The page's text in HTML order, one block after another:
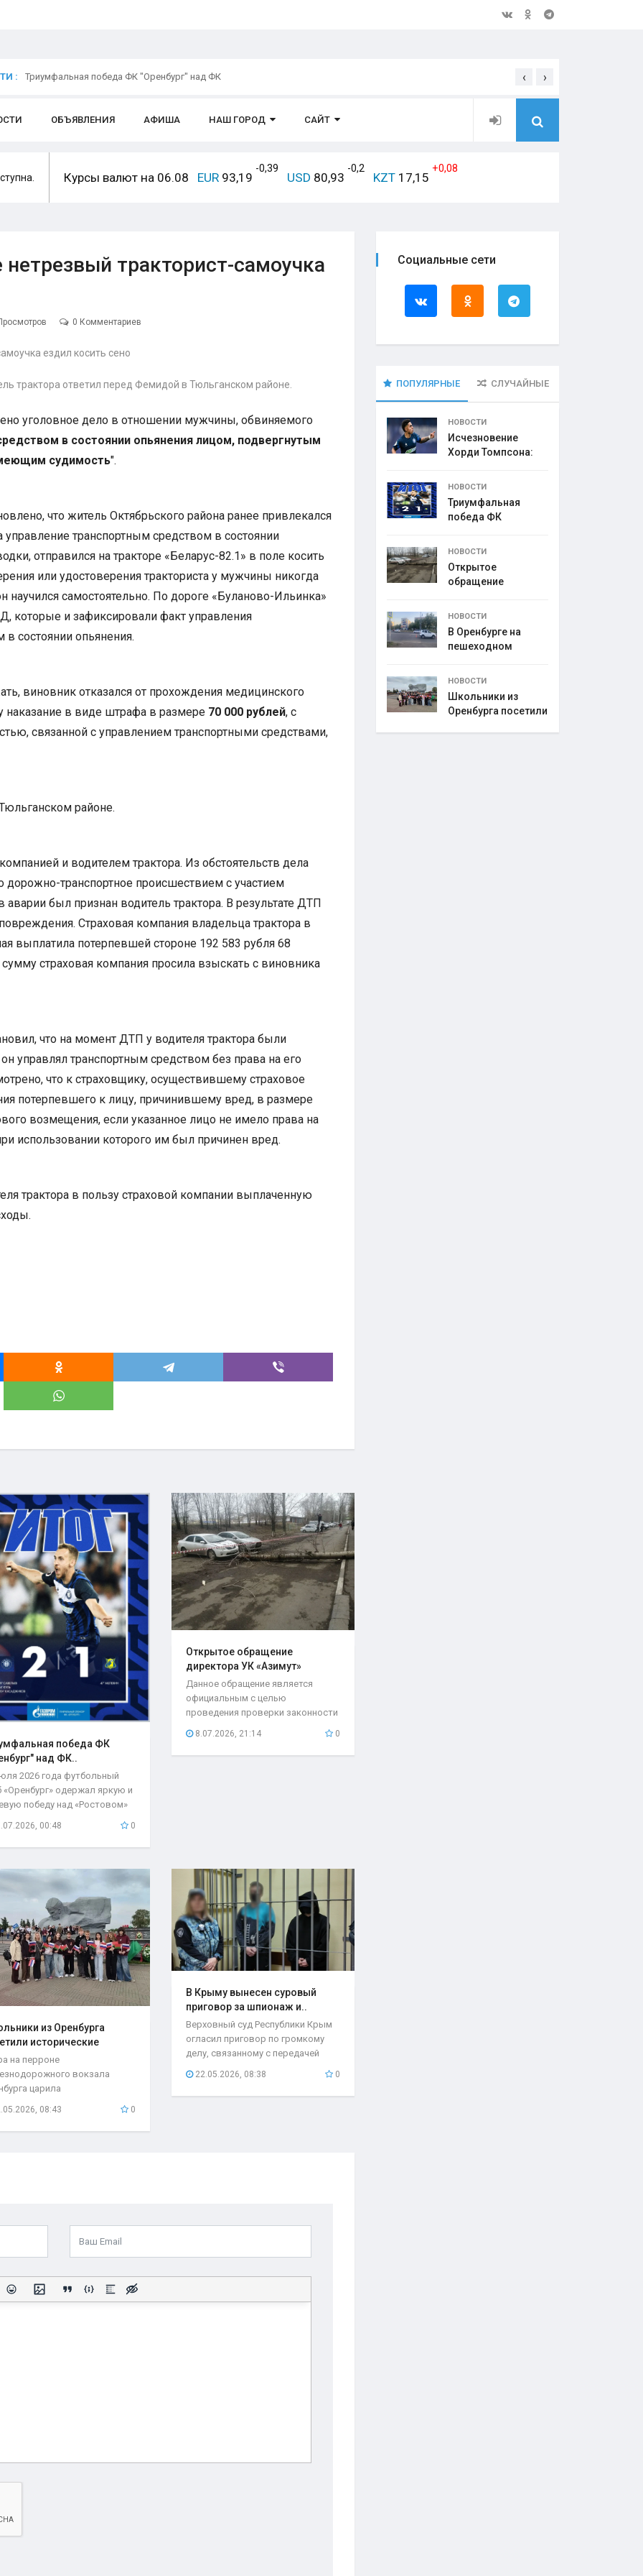
: Триумфальная победа ФК "Оренбург" над ФК Открытое обращение
‹ ›
ОБЪЯВЛЕНИЯ АФИША НАШ ГОРОД САЙТ
Курсы валют на 06.08 EUR 93,19
-0,39
USD 80,93
-0,2
KZT 17,15
+0,08
тракторист-самоучка
0 Комментариев
трактора ответил перед Фемидой в Тюльганском районе.
уголовное дело в отношении мужчины, обвиняемого
в состоянии опьянения лицом, подвергнутым
судимость".
что житель Октябрьского района ранее привлекался
управление транспортным средством в состоянии
отправился на тракторе «Беларус-82.1» в поле косить
или удостоверения тракториста у мужчины никогда
научился самостоятельно. По дороге «Буланово-Ильинка»
которые и зафиксировали факт управления
состоянии опьянения.
виновник отказался от прохождения медицинского
наказание в виде штрафа в размере 70 000 рублей, с
связанной с управлением транспортными средствами,
районе.
и водителем трактора. Из обстоятельств дела
дорожно-транспортное происшествием с участием
был признан водитель трактора. В результате ДТП
Страховая компания владельца трактора в
выплатила потерпевшей стороне 192 583 рубля 68
страховая компания просила взыскать с виновника
что на момент ДТП у водителя трактора были
управлял транспортным средством без права на его
что к страховщику, осуществившему страховое
потерпевшего к лицу, причинившему вред, в размере
возмещения, если указанное лицо не имело права на
использовании которого им был причинен вред.
трактора в пользу страховой компании выплаченную
победа ФК
над ФК..
2026 года футбольный
«Оренбург» одержал яркую и
победу над «Ростовом»
00:48 0
Открытое обращение
директора УК «Азимут»
Елены..
Данное обращение является
официальным с целью
проведения проверки законности
возложения ответственности...
8.07.2026, 21:14 0
из Оренбурга
исторические
на перроне
вокзала
царила
поезда...
08:43 0
В Крыму вынесен суровый
приговор за шпионаж и..
Верховный суд Республики Крым
огласил приговор по громкому
делу, связанному с передачей
22.05.2026, 08:38 0
Социальные сети
ПОПУЛЯРНЫЕ СЛУЧАЙНЫЕ
НОВОСТИ
Исчезновение
Хорди Томпсона:
НОВОСТИ
Триумфальная
победа ФК
НОВОСТИ
Открытое
обращение
НОВОСТИ
В Оренбурге на
пешеходном
НОВОСТИ
Школьники из
Оренбурга посетили